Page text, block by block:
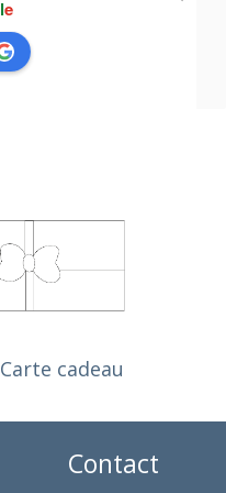
le
Carte cadeau
Contact